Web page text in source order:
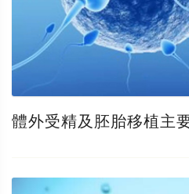
體外受精及胚胎移植主